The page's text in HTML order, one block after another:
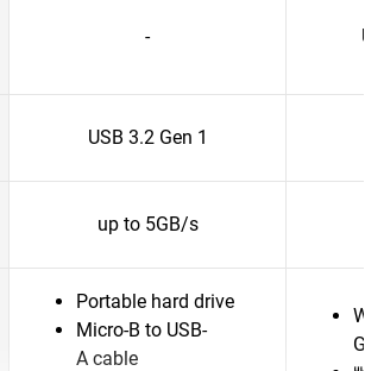
-
USB 3.2 Gen 1
up to 5GB/s
Portable hard drive
Micro-B to USB-
A cable